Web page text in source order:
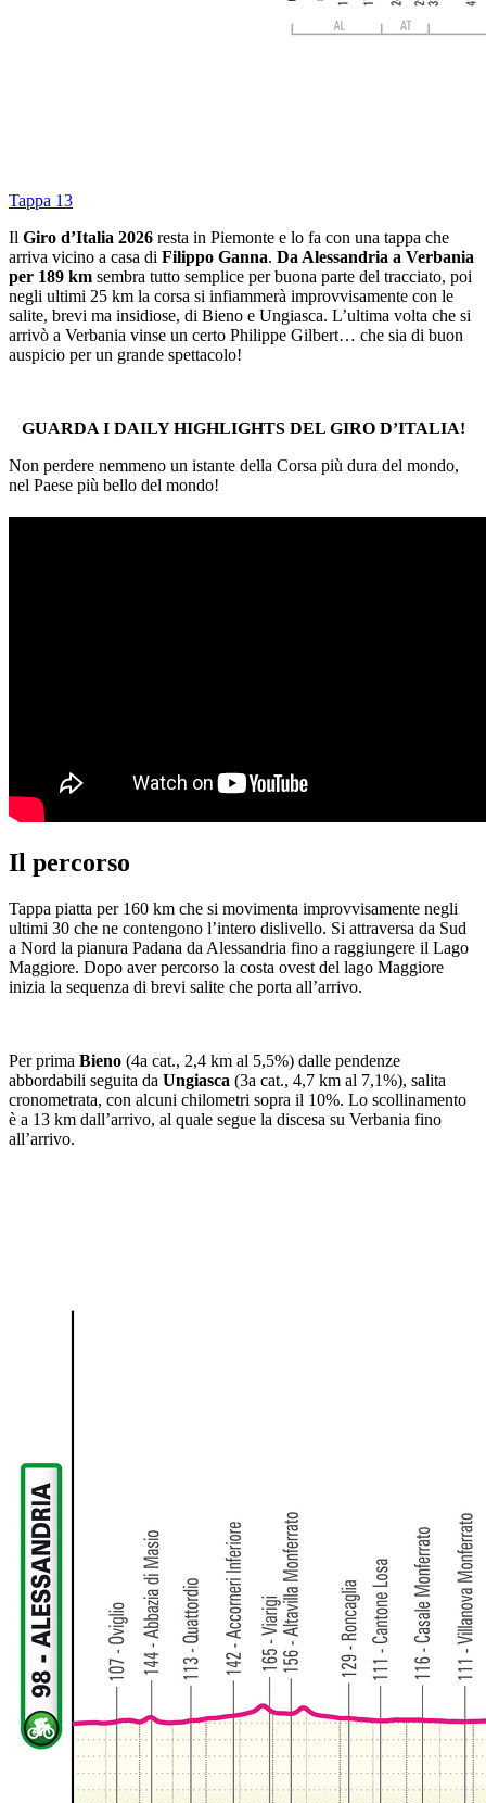
Tappa 13
Il Giro d’Italia 2026 resta in Piemonte e lo fa con una tappa che
arriva vicino a casa di Filippo Ganna. Da Alessandria a Verbania
per 189 km sembra tutto semplice per buona parte del tracciato, poi
negli ultimi 25 km la corsa si infiammerà improvvisamente con le
salite, brevi ma insidiose, di Bieno e Ungiasca. L’ultima volta che si
arrivò a Verbania vinse un certo Philippe Gilbert… che sia di buon
auspicio per un grande spettacolo!
GUARDA I DAILY HIGHLIGHTS DEL GIRO D’ITALIA!
Non perdere nemmeno un istante della Corsa più dura del mondo,
nel Paese più bello del mondo!
Il percorso
Tappa piatta per 160 km che si movimenta improvvisamente negli
ultimi 30 che ne contengono l’intero dislivello. Si attraversa da Sud
a Nord la pianura Padana da Alessandria fino a raggiungere il Lago
Maggiore. Dopo aver percorso la costa ovest del lago Maggiore
inizia la sequenza di brevi salite che porta all’arrivo.
Per prima Bieno (4a cat., 2,4 km al 5,5%) dalle pendenze
abbordabili seguita da Ungiasca (3a cat., 4,7 km al 7,1%), salita
cronometrata, con alcuni chilometri sopra il 10%. Lo scollinamento
è a 13 km dall’arrivo, al quale segue la discesa su Verbania fino
all’arrivo.